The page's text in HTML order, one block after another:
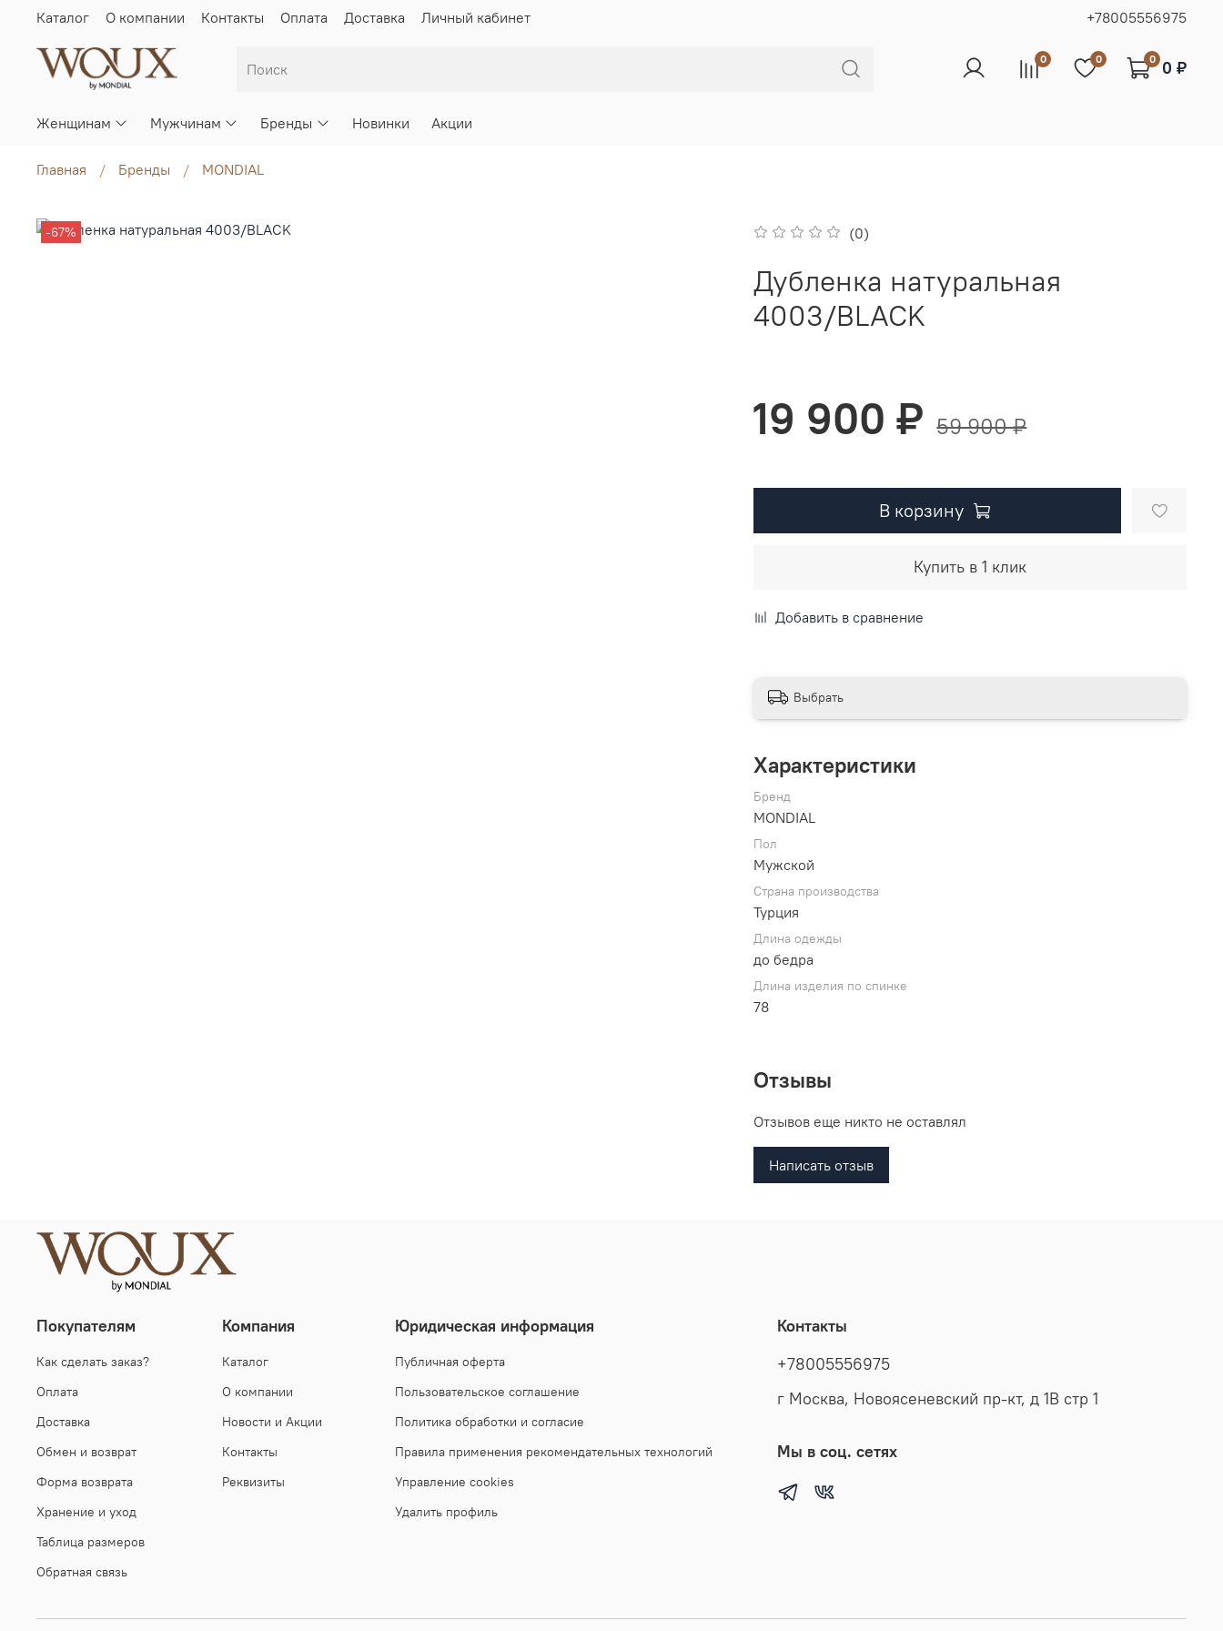
Каталог О компании Контакты Оплата Доставка Личный кабинет +78005556975
0 0 0 0 ₽
Женщинам Мужчинам Бренды Новинки Акции
Главная Бренды MONDIAL
-67% (0)
Дубленка натуральная
4003/BLACK
19 900 ₽ 59 900 ₽
В корзину
Купить в 1 клик
Добавить в сравнение
Выбрать
Характеристики
Бренд
MONDIAL
Пол
Мужской
Страна производства
Турция
Длина одежды
до бедра
Длина изделия по спинке
78
Отзывы
Отзывов еще никто не оставлял
Написать отзыв
Покупателям
Как сделать заказ?
Оплата
Доставка
Обмен и возврат
Форма возврата
Хранение и уход
Таблица размеров
Обратная связь
Компания
Каталог
О компании
Новости и Акции
Контакты
Реквизиты
Юридическая информация
Публичная оферта
Пользовательское соглашение
Политика обработки и согласие
Правила применения рекомендательных технологий
Управление cookies
Удалить профиль
Контакты
+78005556975
г Москва, Новоясеневский пр-кт, д 1В стр 1
Мы в соц. сетях